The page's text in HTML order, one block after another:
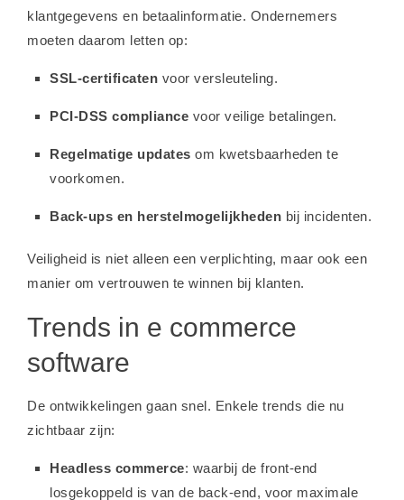
klantgegevens en betaalinformatie. Ondernemers
moeten daarom letten op:
SSL-certificaten voor versleuteling.
PCI-DSS compliance voor veilige betalingen.
Regelmatige updates om kwetsbaarheden te
voorkomen.
Back-ups en herstelmogelijkheden bij incidenten.
Veiligheid is niet alleen een verplichting, maar ook een
manier om vertrouwen te winnen bij klanten.
Trends in e commerce
software
De ontwikkelingen gaan snel. Enkele trends die nu
zichtbaar zijn:
Headless commerce: waarbij de front-end
losgekoppeld is van de back-end, voor maximale